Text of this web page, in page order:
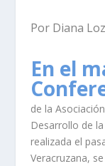
Por Diana
En el
de la
Desarrollo de
realizada el
Veracruzana,